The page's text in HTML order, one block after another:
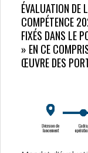
ÉVALUATION DE
COMPÉTENCE
FIXÉS DANS LE
» EN CE
ŒUVRE DES